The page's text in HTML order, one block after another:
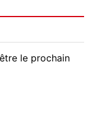
le prochain